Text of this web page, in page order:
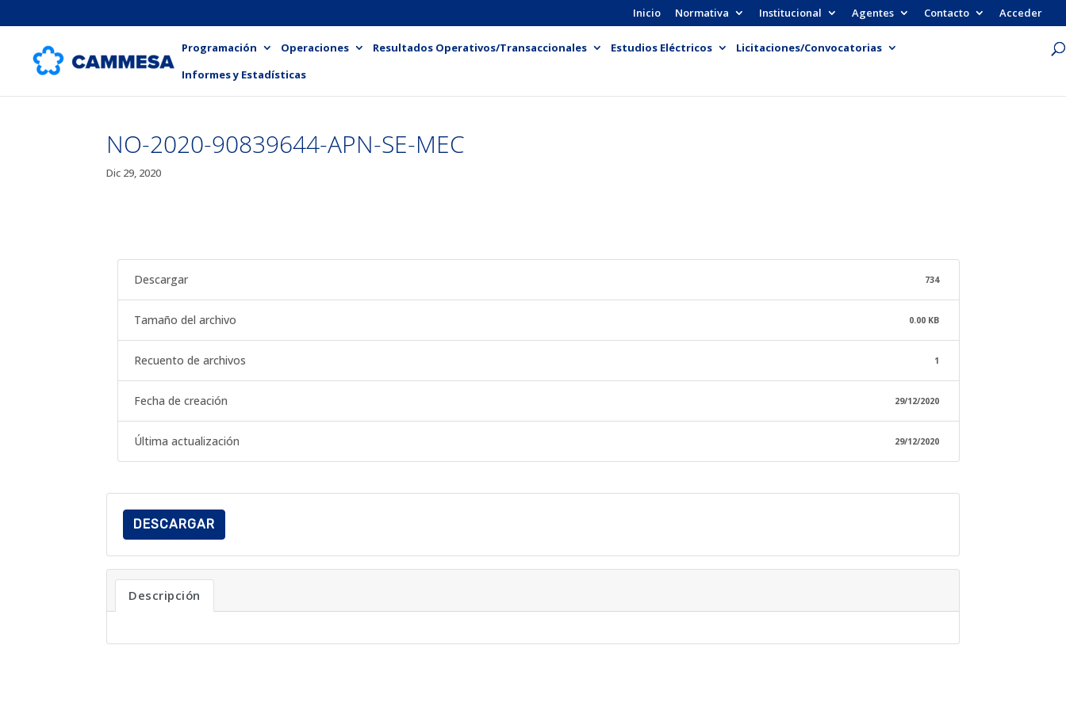
Inicio Normativa Institucional Agentes Contacto Acceder
Programación Operaciones Resultados Operativos/Transaccionales Estudios Eléctricos
Licitaciones/Convocatorias
Informes y Estadísticas
NO-2020-90839644-APN-SE-MEC
Dic 29, 2020
Descargar 734
Tamaño del archivo 0.00 KB
Recuento de archivos 1
Fecha de creación 29/12/2020
Última actualización 29/12/2020
DESCARGAR
Descripción